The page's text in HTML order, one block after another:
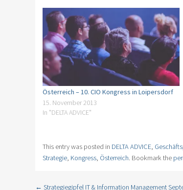
Österreich – 10. CIO Kongress in Loipersdorf
15. November 2013
In "DELTA ADVICE"
This entry was posted in DELTA ADVICE,
Strategie, Kongress, Österreich. Bookmark the
← Strategiegipfel IT & Information Management